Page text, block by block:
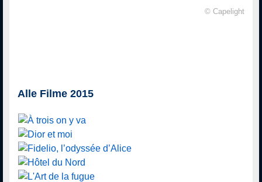
© Capelight
Alle Filme 2015